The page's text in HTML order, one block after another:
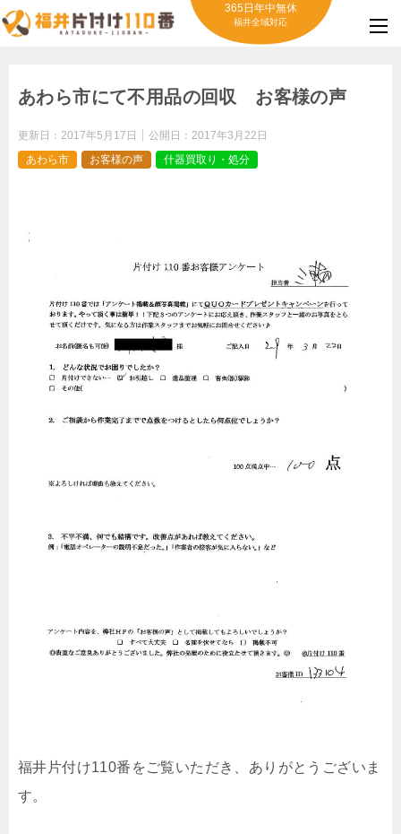
365日年中無休
福井全域対応
あわら市にて不用品の回収 お客様の声
更新日： 2017年5月17日 公開日： 2017年3月22日
あわら市
お客様の声 什器買取り・処分
福井片付け110番をご覧いただき、ありがとうございま
す。